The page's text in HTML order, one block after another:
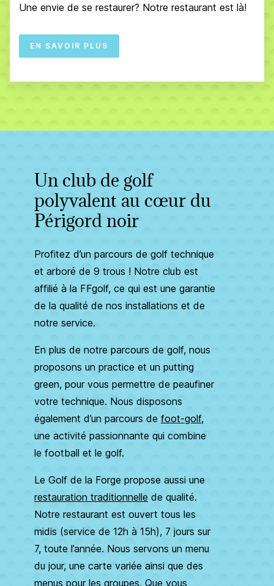
Une envie de se restaurer? Notre restaurant est là!
EN SAVOIR PLUS
Un club de golf
polyvalent au cœur du
Périgord noir
Profitez d’un parcours de golf technique
et arboré de 9 trous ! Notre club est
affilié à la FFgolf, ce qui est une garantie
de la qualité de nos installations et de
notre service.
En plus de notre parcours de golf, nous
proposons un practice et un putting
green, pour vous permettre de peaufiner
votre technique. Nous disposons
également d’un parcours de foot-golf,
une activité passionnante qui combine
le football et le golf.
Le Golf de la Forge propose aussi une
restauration traditionnelle de qualité.
Notre restaurant est ouvert tous les
midis (service de 12h à 15h), 7 jours sur
7, toute l’année. Nous servons un menu
du jour, une carte variée ainsi que des
menus pour les groupes. Que vous